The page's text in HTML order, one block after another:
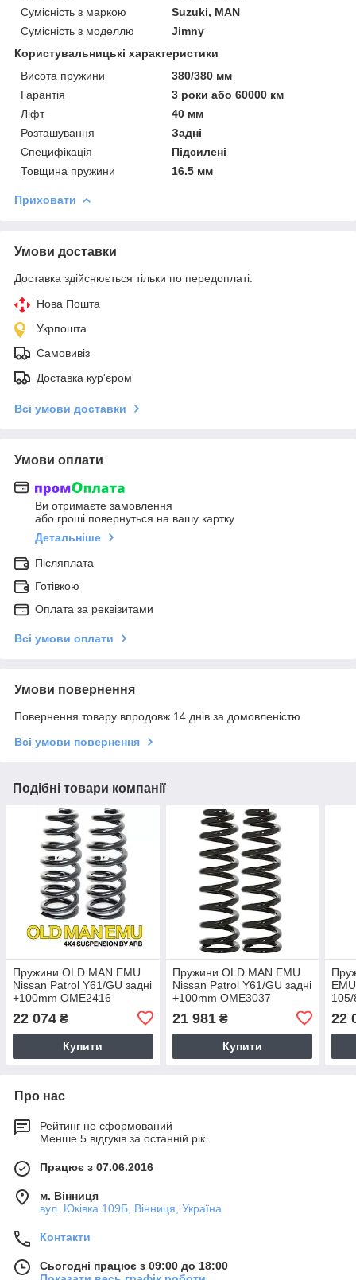
Сумісність з маркою
Suzuki, MAN
Сумісність з моделлю
Jimny
Користувальницькі характеристики
Висота пружини
380/380 мм
Гарантія
3 роки або 60000 км
Ліфт
40 мм
Розташування
Задні
Специфікація
Підсилені
Товщина пружини
16.5 мм
Приховати
Умови доставки
Доставка здійснюється тільки по передоплаті.
Нова Пошта
Укрпошта
Самовивіз
Доставка кур'єром
Всі умови доставки
Умови оплати
Ви отримаєте замовлення
або гроші повернуться на вашу картку
Детальніше
Післяплата
Готівкою
Оплата за реквізитами
Всі умови оплати
Умови повернення
Повернення товару впродовж 14 днів за домовленістю
Всі умови повернення
Подібні товари компанії
Пружини OLD MAN EMU
Nissan Patrol Y61/GU задні
+100mm OME2416
22 074 ₴
Купити
Пружини OLD MAN EMU
Nissan Patrol Y61/GU задні
+100mm OME3037
21 981₴
Купити
22
Про нас
Рейтинг не сформований
Менше 5 відгуків за останній рік
Працює з 07.06.2016
м. Вінниця
вул. Юківка 109Б, Вінниця, Україна
Контакти
Сьогодні працює з 09:00 до 18:00